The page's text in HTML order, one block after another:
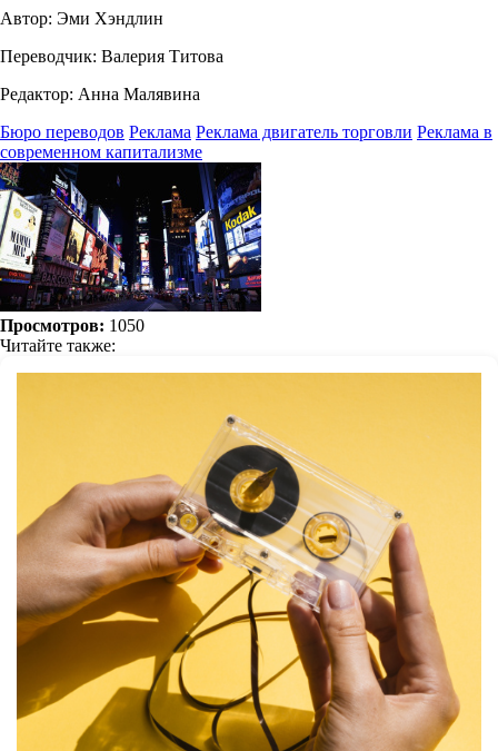
Автор: Эми Хэндлин
Переводчик: Валерия Титова
Редактор: Анна Малявина
Бюро переводов Реклама Реклама двигатель торговли Реклама в
современном капитализме
Просмотров: 1050
Читайте также: